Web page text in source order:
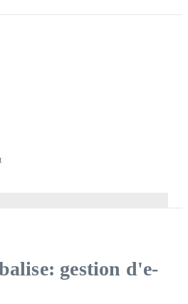
gestion d'e-